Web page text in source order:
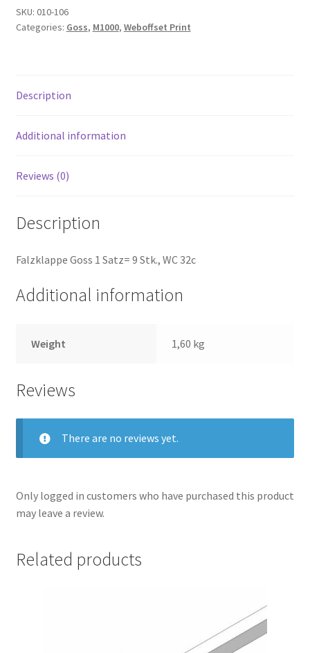
SKU: 010-106
Categories: Goss, M1000, Weboffset Print
Description
Additional information
Reviews (0)
Description
Falzklappe Goss 1 Satz= 9 Stk., WC 32c
Additional information
Weight 1,60 kg
Reviews
There are no reviews yet.
Only logged in customers who have purchased this product
may leave a review.
Related products